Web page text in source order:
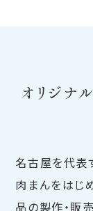
オリジナ
名古屋を代表
肉まんをはじ
品の製作・販